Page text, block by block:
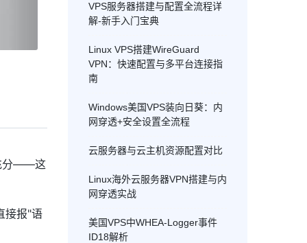
分——这
接报"语
VPS服务器搭建与配置全流程详
解-新手入门宝典
Linux VPS搭建WireGuard
VPN：快速配置与多平台连接指
南
Windows美国VPS装向日葵：内
网穿透+安全设置全流程
云服务器与云主机资源配置对比
Linux海外云服务器VPN搭建与内
网穿透实战
美国VPS中WHEA-Logger事件
ID18解析